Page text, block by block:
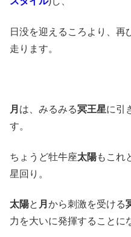
日没を迎えるころより、再
走ります。
月 は、みるみる冥王星に引
す。
ちょうど牡牛座太陽もこれ
星回り。
太陽と 月 から刺激を受ける
力を大いに発揮することに